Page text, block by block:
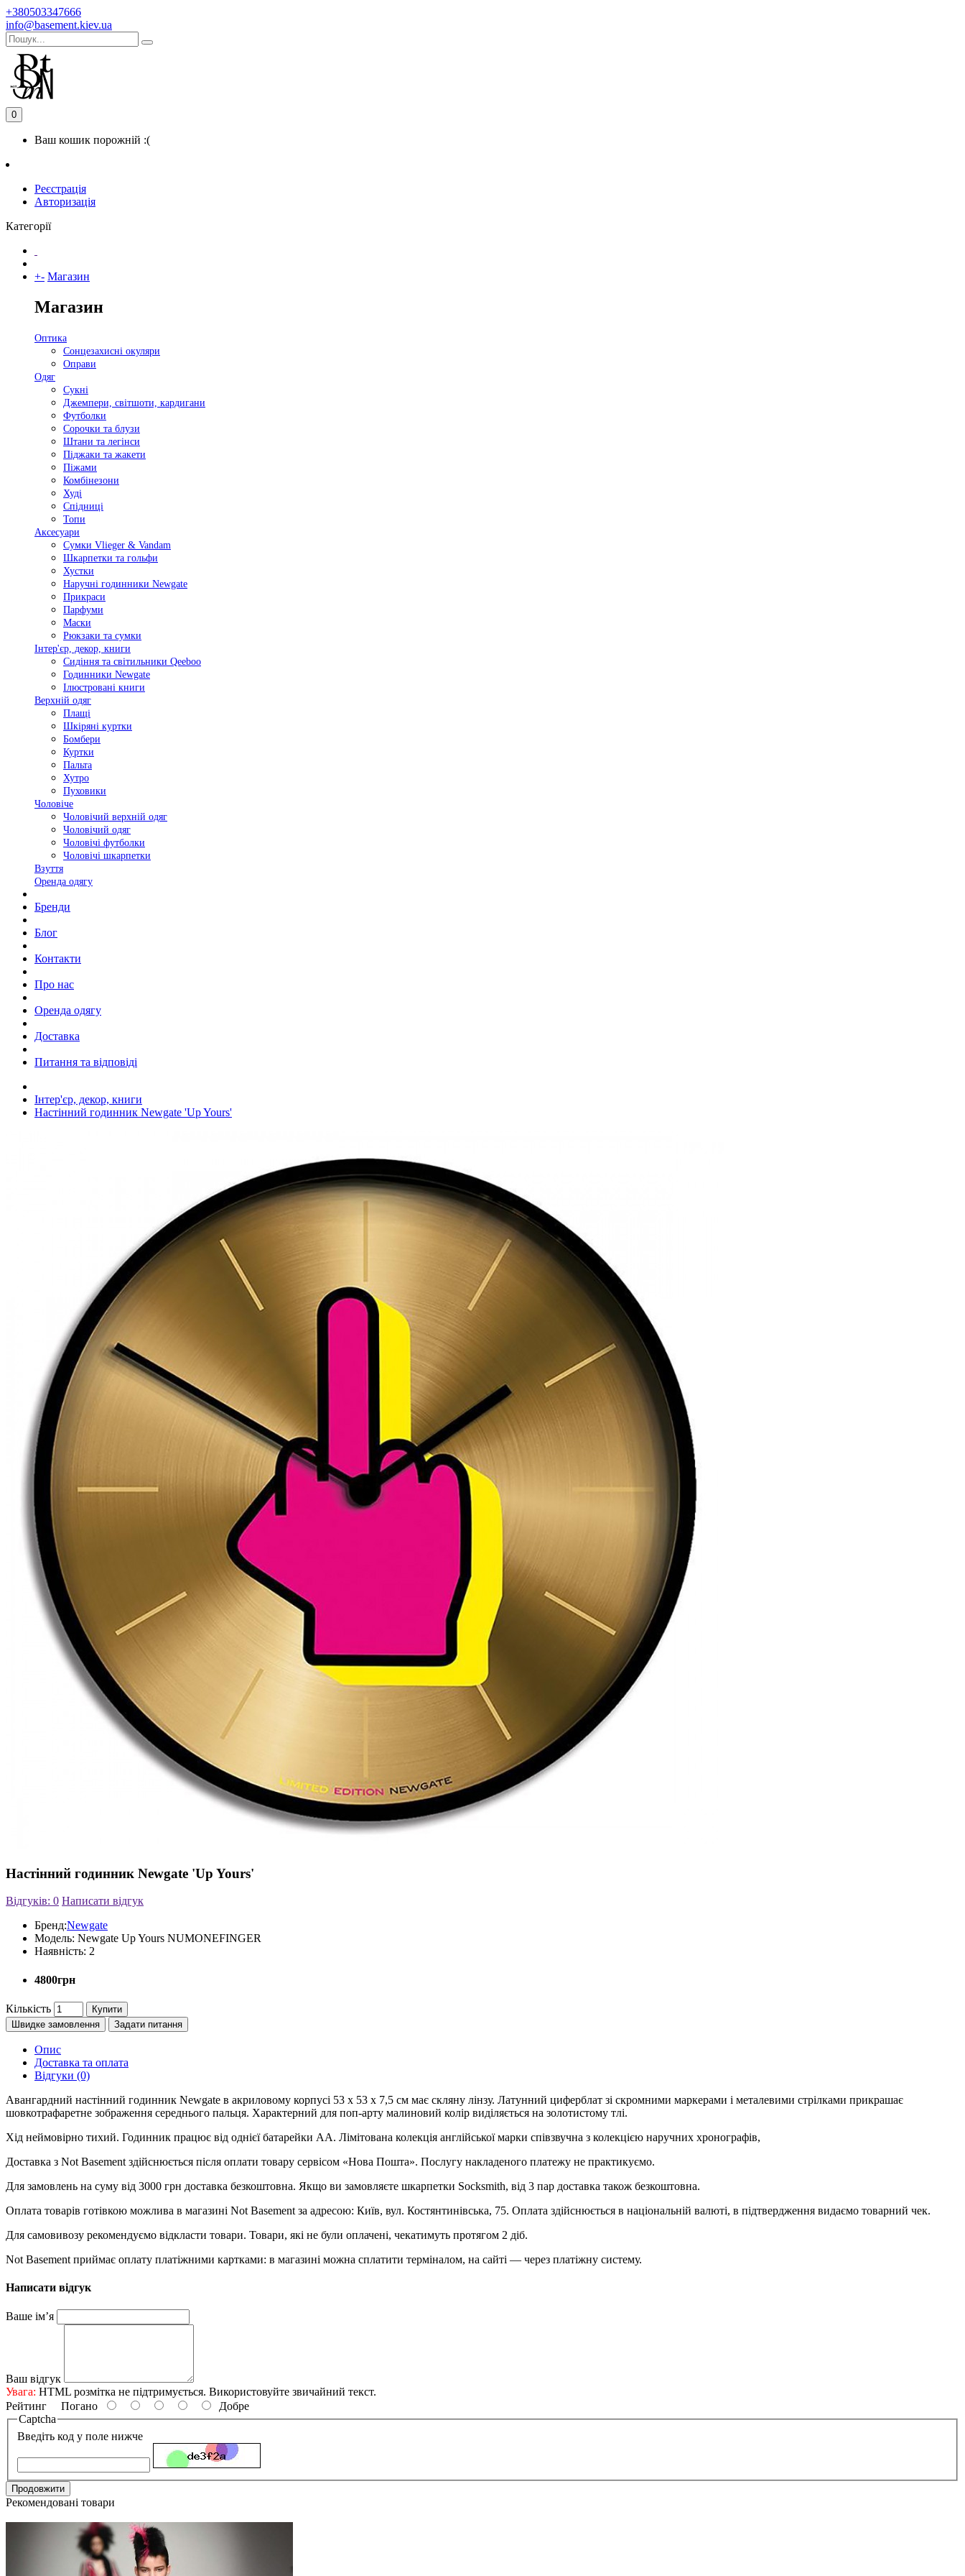
+380503347666
info@basement.kiev.ua
0
Ваш кошик порожній :(
Реєстрація
Авторизація
Категорії
+- Магазин
Магазин
Оптика
Сонцезахисні окуляри
Оправи
Одяг
Сукні
Джемпери, світшоти, кардигани
Футболки
Сорочки та блузи
Штани та легінси
Піджаки та жакети
Піжами
Комбінезони
Худі
Спідниці
Топи
Аксесуари
Сумки Vlieger & Vandam
Шкарпетки та гольфи
Хустки
Наручні годинники Newgate
Прикраси
Парфуми
Маски
Рюкзаки та сумки
Інтер'єр, декор, книги
Сидіння та світильники Qeeboo
Годинники Newgate
Ілюстровані книги
Верхній одяг
Плащі
Шкіряні куртки
Бомбери
Куртки
Пальта
Хутро
Пуховики
Чоловіче
Чоловічий верхній одяг
Чоловічий одяг
Чоловічі футболки
Чоловічі шкарпетки
Взуття
Оренда одягу
Бренди
Блог
Контакти
Про нас
Оренда одягу
Доставка
Питання та відповіді
Інтер'єр, декор, книги
Настінний годинник Newgate 'Up Yours'
Настінний годинник Newgate 'Up Yours'
Відгуків: 0 Написати відгук
Бренд:Newgate
Модель: Newgate Up Yours NUMONEFINGER
Наявність: 2
4800грн
Кількість
Купити
Швидке замовлення
Задати питання
Опис
Доставка та оплата
Відгуки (0)
Авангардний настінний годинник Newgate в акриловому корпусі 53 x 53 x 7,5 см має скляну лінзу. Латунний циферблат зі скромними маркерами і металевими стрілками прикрашає
шовкотрафаретне зображення середнього пальця. Характерний для поп-арту малиновий колір виділяється на золотистому тлі.
Хід неймовірно тихий. Годинник працює від однієї батарейки АА. Лімітована колекція англійської марки співзвучна з колекцією наручних хронографів,
Доставка з Not Basement здійснюється після оплати товару сервісом «Нова Пошта». Послугу накладеного платежу не практикуємо.
Для замовлень на суму від 3000 грн доставка безкоштовна. Якщо ви замовляєте шкарпетки Socksmith, від 3 пар доставка також безкоштовна.
Оплата товарів готівкою можлива в магазині Not Basement за адресою: Київ, вул. Костянтинівська, 75. Оплата здійснюється в національній валюті, в підтвердження видаємо товарний чек.
Для самовивозу рекомендуємо відкласти товари. Товари, які не були оплачені, чекатимуть протягом 2 діб.
Not Basement приймає оплату платіжними картками: в магазині можна сплатити терміналом, на сайті — через платіжну систему.
Написати відгук
Ваше ім’я
Ваш відгук
Увага: HTML розмітка не підтримується. Використовуйте звичайний текст.
Рейтинг Погано
Добре
Captcha
Введіть код у поле нижче
Продовжити
Рекомендовані товари